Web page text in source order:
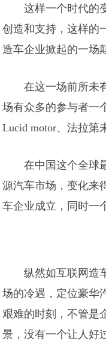
这样一个时代的
创造和支持，这样的
造车企业掀起的一场
在这一场前所未
场有众多的参与者一
Lucid motor、法拉第
在中国这个全球
源汽车市场，变化来
车企业成立，同时一
纵然如互联网造
场的冷遇，定位豪华
艰难的时刻，不管是
景，没有一个让人好